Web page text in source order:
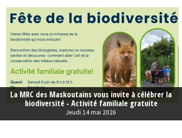
La MRC des Maskoutains vous invite à célébrer la
biodiversité - Activité familiale gratuite
Jeudi 14 mai 2026